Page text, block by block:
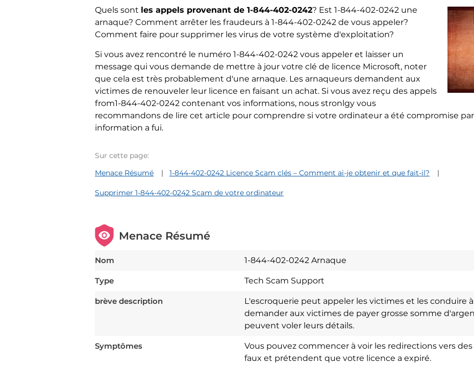
Quels sont les appels provenant de 1-844-402-0242? Est 1-844-402-0242 une
arnaque? Comment arrêter les fraudeurs à 1-844-402-0242 de vous appeler?
Comment faire pour supprimer les virus de votre système d'exploitation?
Si vous avez rencontré le numéro 1-844-402-0242 vous appeler et laisser un
message qui vous demande de mettre à jour votre clé de licence Microsoft, noter
que cela est très probablement d'une arnaque. Les arnaqueurs demandent aux
victimes de renouveler leur licence en faisant un achat. Si vous avez reçu des appels
from1-844-402-0242 contenant vos informations, nous stronlgy vous
recommandons de lire cet article pour comprendre si votre ordinateur a été compromise
information a fui.
Sur cette page:
Menace Résumé
1-844-402-0242 Licence Scam clés – Comment ai-je obtenir et que fait-il?
Supprimer 1-844-402-0242 Scam de votre ordinateur
Menace Résumé
Nom 1-844-402-0242 Arnaque
Type Tech Scam Support
brève description
L'escroquerie peut appeler les victimes et les conduire
demander aux victimes de payer grosse somme
peuvent voler leurs détails.
Symptômes
Vous pouvez commencer à voir les redirections vers
faux et prétendent que votre licence a expiré.
Download